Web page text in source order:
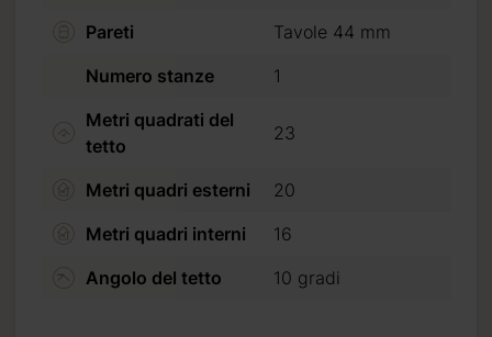
Pareti
Tavole 44 mm
Numero stanze
1
Metri quadrati del
tetto
23
Metri quadri esterni
20
Metri quadri interni
16
Angolo del tetto
10 gradi